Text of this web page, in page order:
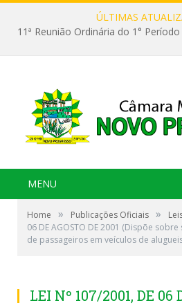
ÚLTIMAS
MENU
Home » Publicações Oficiais »
06 DE AGOSTO DE 2001 (Dispõe
de passageiros em veículos de
LEI Nº 107/2001, DE 06